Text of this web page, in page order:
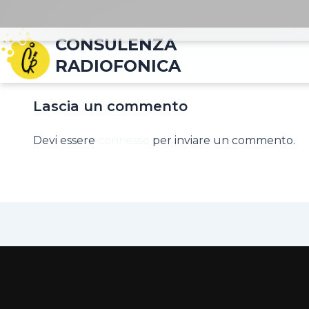
CONSULENZA
RADIOFONICA
Lascia un commento
Devi essere per inviare un commento.